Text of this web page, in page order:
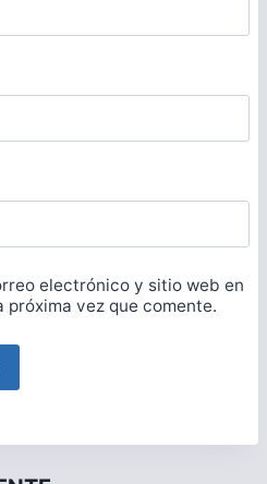
electrónico y sitio web en
vez que comente.